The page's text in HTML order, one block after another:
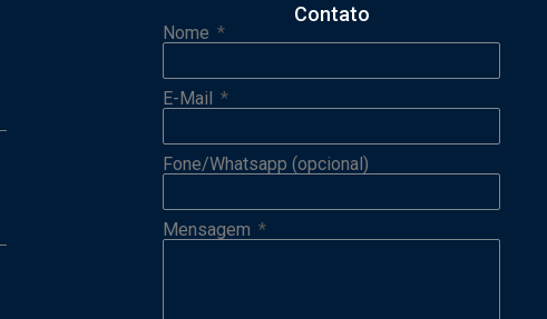
Contato
Nome
E-Mail
Fone/Whatsapp (opcional)
Mensagem